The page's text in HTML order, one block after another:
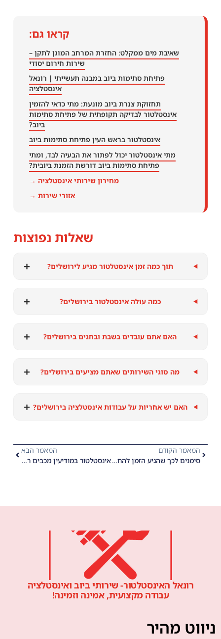
קראו גם:
שאיבת מים ממקלט: החזרת המרחב המוגן לתקן –
שירות חירום יסודי
פתיחת סתימות ביוב במבנה תעשייתי | רונאל
אינסטלציה
תחזוקת צנרת ביוב מונעת: מתי כדאי להזמין
אינסטלטור לבדיקה תקופתית של פתיחת סתימות
ביוב?
אינסטלטור בראש העין פתיחת סתימות ביוב
מתי אינסטלטור יכול לפתור את הבעיה לבד, ומתי
פתיחת סתימות ביוב דורשת הזמנת ביובית?
מחירון שירותי אינסטלציה →
אזורי שירות →
שאלות נפוצות
תוך כמה זמן אינסטלטור מגיע לירושלים? +
כמה עולה אינסטלטור בירושלים? +
האם אתם עובדים בשבת ובחגים בירושלים? +
מה סוגי השירותים שאתם מציעים בירושלים? +
האם יש אחריות על עבודות אינסטלציה בירושלים? +
המאמר הקודם
סימנים לכך שהגיע הזמן להחלפת צנרת: המדריך המלא לשיפוץ הבית והחלפת צנרת
המאמר הבא
אינסטלטור במודיעין מכבים רעות פתיחת סתימות ביוב
רונאל האינסטלטור- שירותי ביוב ואינסטלציה
עבודה מקצועית, אמינה וזמינה!
ניווט מהיר